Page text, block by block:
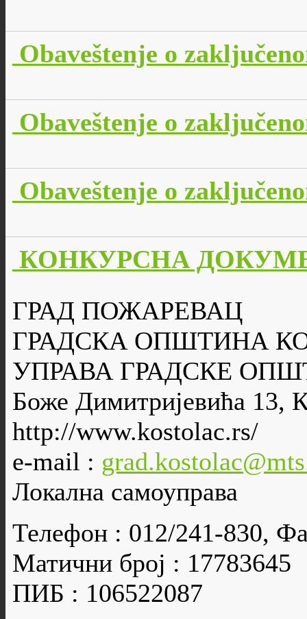
Obaveštenje o
Obaveštenje o
Obaveštenje o
КОНКУРСНА
ГРАД ПОЖАРЕВАЦ
ГРАДСКА ОПШТИНА
УПРАВА ГРАДСКЕ
Боже Димитријевића 13,
http://www.kostolac.rs/
e-mail :
Локална самоуправа
Телефон : 012/241-830,
Матични број : 17783645
ПИБ : 106522087